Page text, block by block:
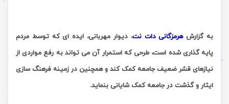
به گزارشهرمزگانی دات نت، دیوار مهربانی، ایده ای که توسط مردم
پایه گذاری شده است، طرحی که استمرار آن می تواند به رفع مواردی از
نیازهای قشر ضعیف جامعه کمک کند و همچنین در زمینه فرهنگ سازی
ایثار و گذشت در جامعه کمک شایانی بنماید.